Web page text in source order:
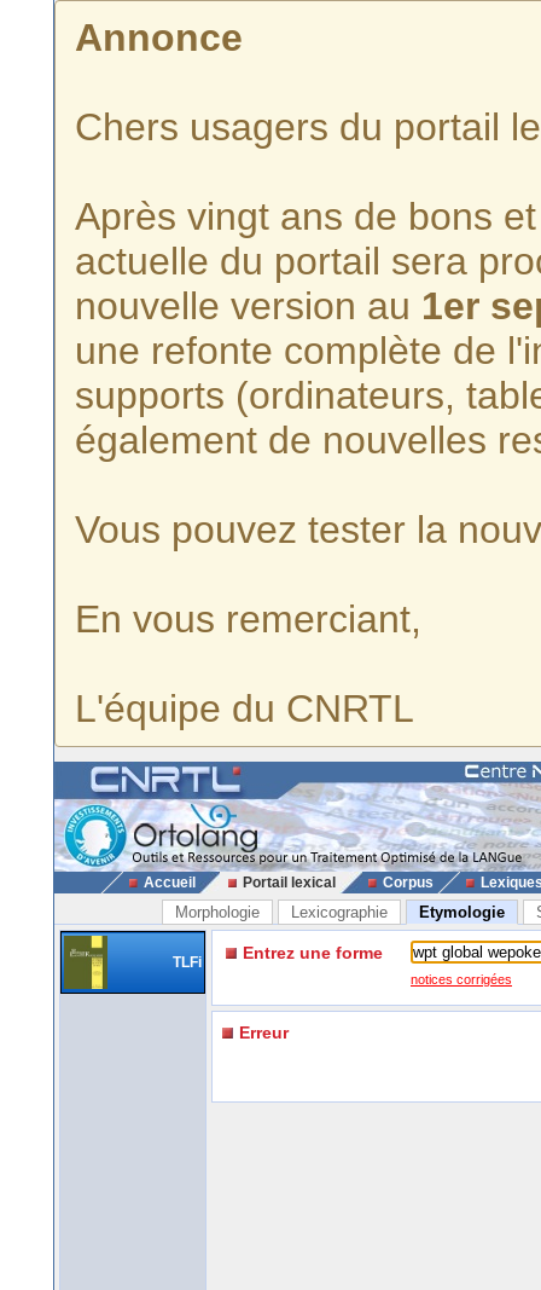
Annonce
Chers usagers du portail
Après vingt ans de bons
actuelle du portail sera
nouvelle version au 1er
une refonte complète de
supports (ordinateurs,
également de nouvelles
Vous pouvez tester la
En vous remerciant,
L'équipe du CNRTL
Accueil Portail lexical Corpus
Morphologie Lexicographie Etymologie
TLFi Entrez une forme
notices corrigées
Erreur